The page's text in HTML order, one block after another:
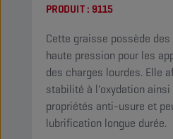
PRODUIT : 9115
Cette graisse possède
haute pression pour les
des charges lourdes. Elle
stabilité à l'oxydation ainsi
propriétés anti-usure et
lubrification longue durée.